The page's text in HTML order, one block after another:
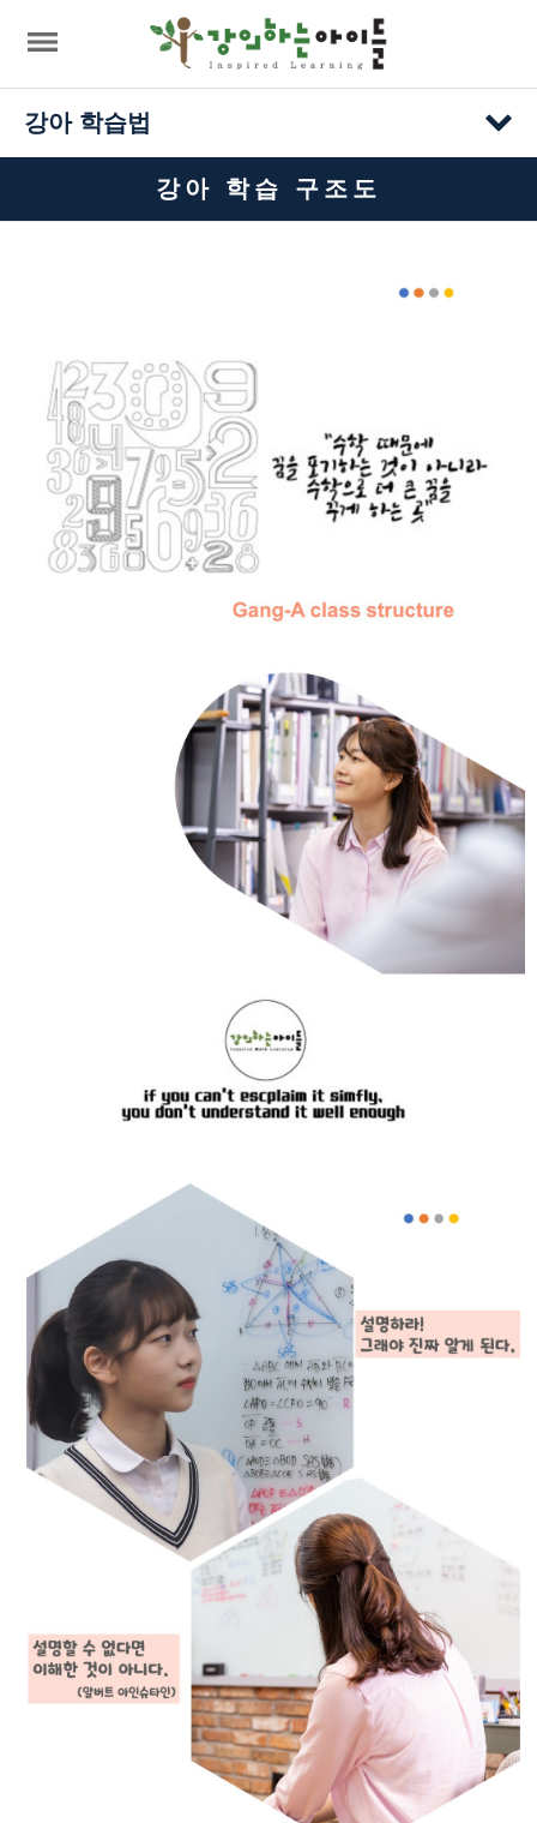
강아 학습법
강아 학습 구조도